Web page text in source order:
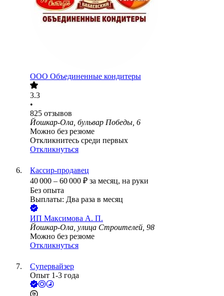
ООО Объединенные кондитеры
3.3
•
825 отзывов
Йошкар-Ола, бульвар Победы, 6
Можно без резюме
Откликнитесь среди первых
Откликнуться
Кассир-продавец
40 000 – 60 000 ₽ за месяц, на руки
Без опыта
Выплаты: Два раза в месяц
ИП Максимова А. П.
Йошкар-Ола, улица Строителей, 98
Можно без резюме
Откликнуться
Супервайзер
Опыт 1-3 года